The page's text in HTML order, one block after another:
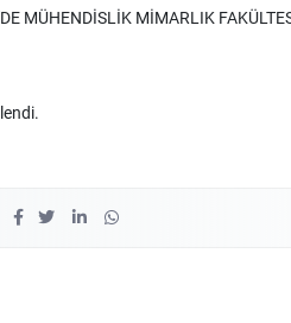
MÜHENDİSLİK MİMARLIK